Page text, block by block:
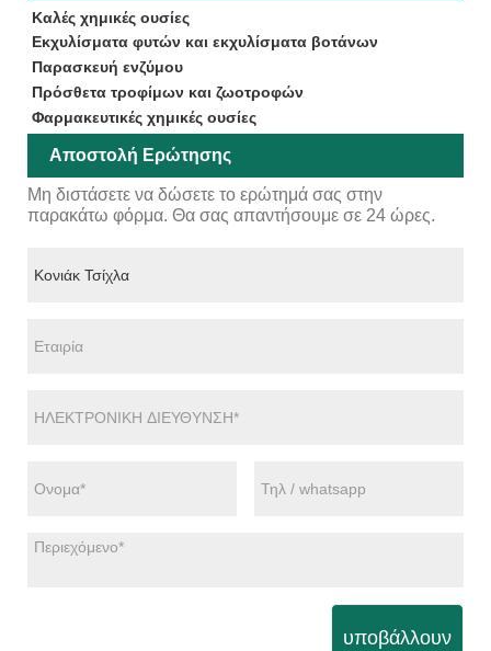
Καλές χημικές ουσίες
Εκχυλίσματα φυτών και εκχυλίσματα βοτάνων
Παρασκευή ενζύμου
Πρόσθετα τροφίμων και ζωοτροφών
Φαρμακευτικές χημικές ουσίες
Αποστολή Ερώτησης
Μη διστάσετε να δώσετε το ερώτημά σας στην
παρακάτω φόρμα. Θα σας απαντήσουμε σε 24 ώρες.
υποβάλλουν